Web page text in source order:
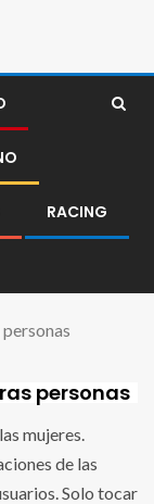
RACING
personas
mujeres.
de las
Solo tocar